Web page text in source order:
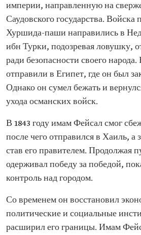
империи, направленную на
Саудовского государства.
Хуршида-паши направились в
ибн Турки, подозревая ловушку,
ради безопасности своего
отправили в Египет, где он был
Однако он сумел бежать и
ухода османских войск.
В 1843 году имам Фейсал смог
после чего отправился в Хаиль, а
став его правителем. Продолжая
одерживал победу за победой,
контроль над городом.
Со временем он восстановил
политические и социальные
расширил его границы. Имам